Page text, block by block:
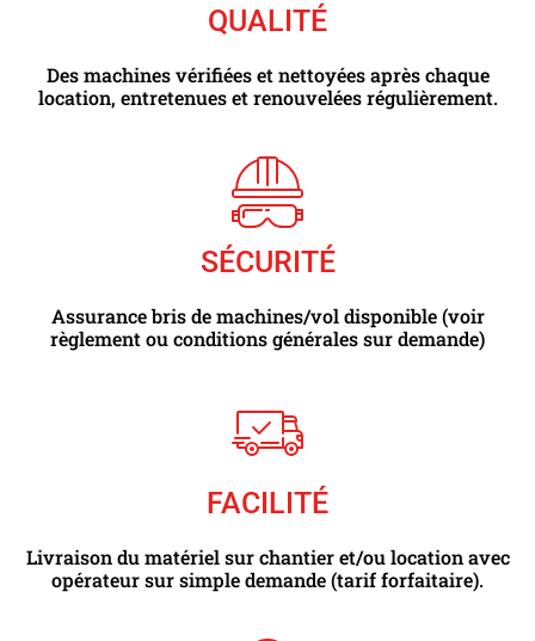
QUALITÉ
Des machines vérifiées et nettoyées après chaque
location, entretenues et renouvelées régulièrement.
SÉCURITÉ
Assurance bris de machines/vol disponible (voir
règlement ou conditions générales sur demande)
FACILITÉ
Livraison du matériel sur chantier et/ou location avec
opérateur sur simple demande (tarif forfaitaire).